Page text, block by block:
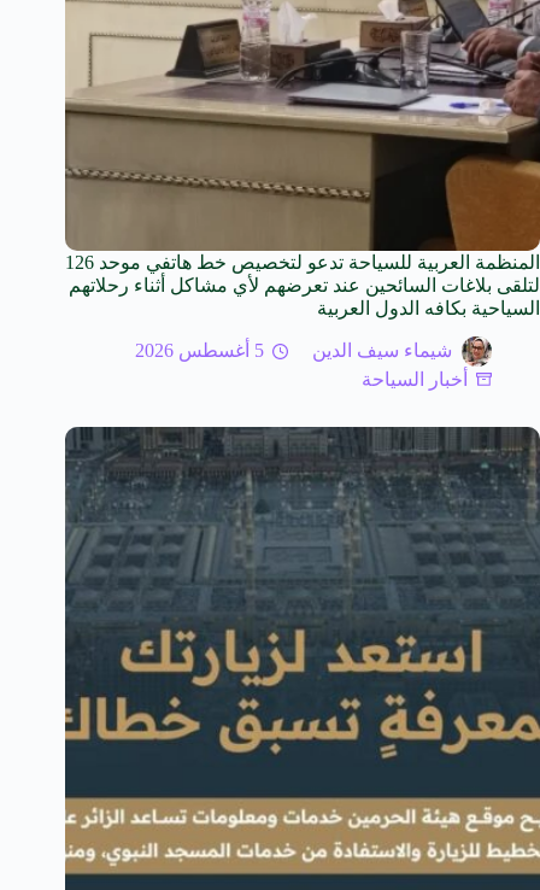
المنظمة العربية للسياحة تدعو لتخصيص خط هاتفي موحد 126
لتلقى بلاغات السائحين عند تعرضهم لأي مشاكل أثناء رحلاتهم
السياحية بكافه الدول العربية
شيماء سيف الدين
5 أغسطس 2026
أخبار السياحة